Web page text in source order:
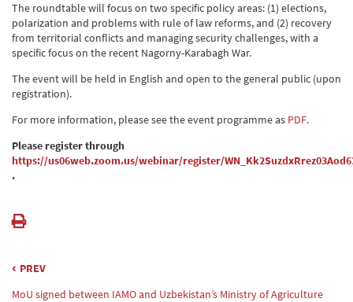
The roundtable will focus on two specific policy areas: (1) elections,
polarization and problems with rule of law reforms, and (2) recovery
from territorial conflicts and managing security challenges, with a
specific focus on the recent Nagorny-Karabagh War.
The event will be held in English and open to the general public (upon
registration).
For more information, please see the event programme as PDF.
Please register through
https://us06web.zoom.us/webinar/register/
.
PREV
MoU signed between IAMO and Uzbekistan’s Ministry of Agriculture